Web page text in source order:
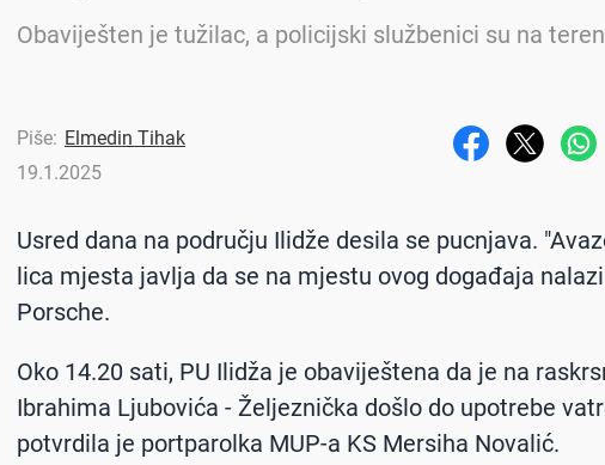
Obaviješten je tužilac, a policijski službenici su na
Piše: Elmedin Tihak
19.1.2025
Usred dana na području Ilidže desila se pucnjava.
lica mjesta javlja da se na mjestu ovog događaja
Porsche.
Oko 14.20 sati, PU Ilidža je obaviještena da je na
Ibrahima Ljubovića - Željeznička došlo do upotrebe
potvrdila je portparolka MUP-a KS Mersiha Novalić.